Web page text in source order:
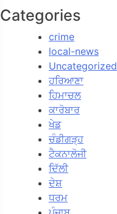
Categories
crime
local-news
Uncategorized
ਹਰਿਆਣਾ
ਹਿਮਾਚਲ
ਕਾਰੋਬਾਰ
ਖੇਡ
ਚੰਡੀਗੜ੍ਹ
ਟੈਕਨਾਲੋਜੀ
ਦਿੱਲੀ
ਦੇਸ਼
ਧਰਮ